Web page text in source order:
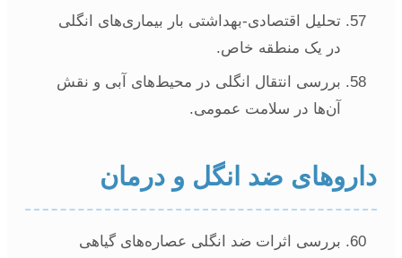
تحلیل اقتصادی-بهداشتی بار بیماری‌های انگلی
در یک منطقه خاص.
بررسی انتقال انگلی در محیط‌های آبی و نقش
آن‌ها در سلامت عمومی.
ضد انگل و درمان
بررسی اثرات ضد انگلی عصاره‌های گیاهی